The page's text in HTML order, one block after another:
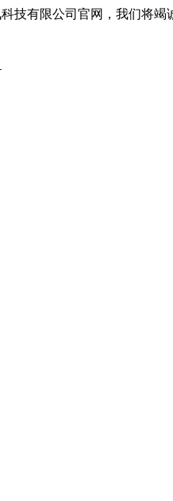
技有限公司官网，我们将竭